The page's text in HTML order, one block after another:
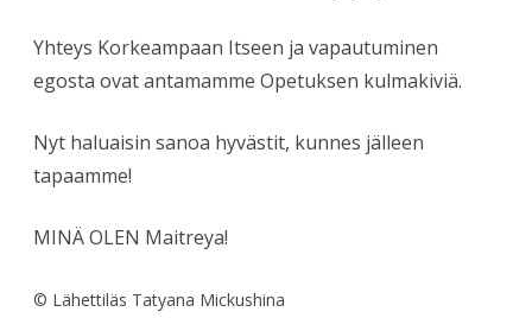
Yhteys Korkeampaan Itseen ja vapautuminen
egosta ovat antamamme Opetuksen kulmakiviä.
Nyt haluaisin sanoa hyvästit, kunnes jälleen
tapaamme!
MINÄ OLEN Maitreya!
© Lähettiläs Tatyana Mickushina